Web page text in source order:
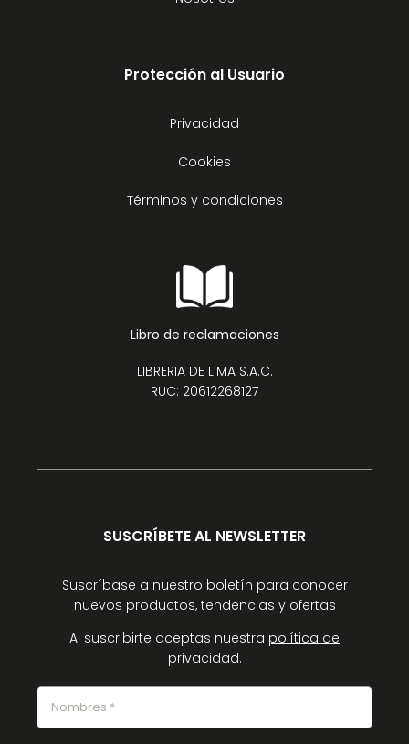
Protección al Usuario
Privacidad
Cookies
Términos y condiciones
Libro de reclamaciones
LIBRERIA DE LIMA S.A.C.
RUC: 20612268127
SUSCRÍBETE AL NEWSLETTER
Suscríbase a nuestro boletín para conocer
nuevos productos, tendencias y ofertas
Al suscribirte aceptas nuestra política de
privacidad.